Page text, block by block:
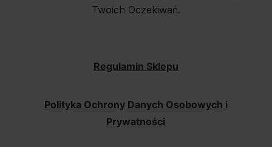
Twoich Oczekiwań.
Regulamin Sklepu
Polityka Ochrony Danych Osobowych i
Prywatności